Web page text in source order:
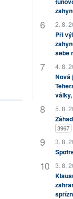
2. 8.
Při
sebe
4. 8.
Nová
5. 8.
3967
3. 8.
3. 8.